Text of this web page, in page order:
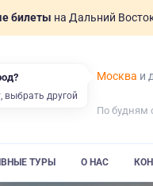
билеты на Дальний
Москва и
По будням
ТУРЫ О НАС
выбрать другой